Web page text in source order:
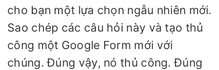
cho bạn một lựa chọn ngẫu nhiên mới.
Sao chép các câu hỏi này và tạo thủ
công một Google Form mới với
chúng. Đúng vậy, nó thủ công. Đúng